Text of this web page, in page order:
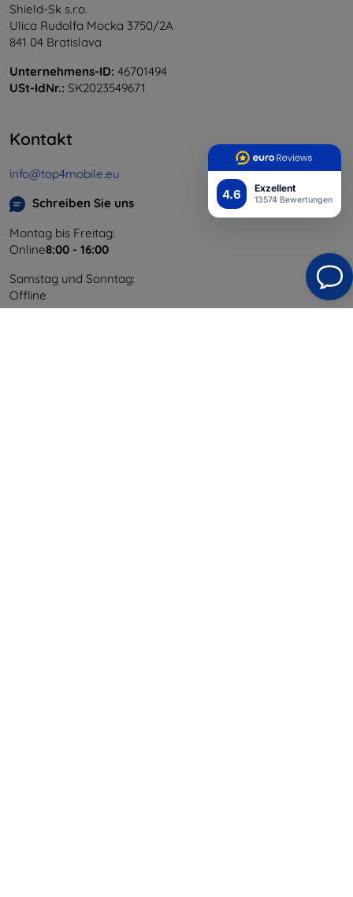
4.6 Exzellent
13574 Bewertungen
Shield-Sk s.r.o.
Ulica Rudolfa Mocka 3750/2A
841 04 Bratislava
Unternehmens-ID: 46701494
USt-IdNr.: SK2023549671
Kontakt
info@top4mobile.eu
Schreiben Sie uns
Montag bis Freitag:
Online8:00 - 16:00
Samstag und Sonntag:
Offline